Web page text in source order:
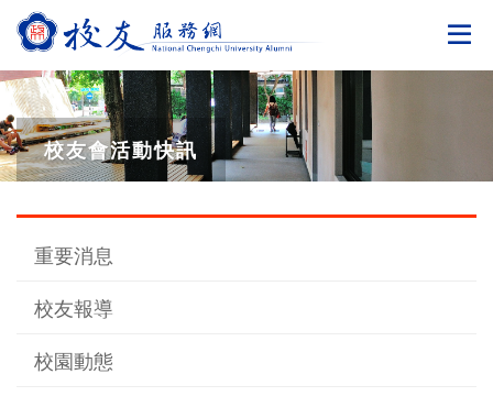
切
校友會活動快訊
重要消息
校友報導
校園動態